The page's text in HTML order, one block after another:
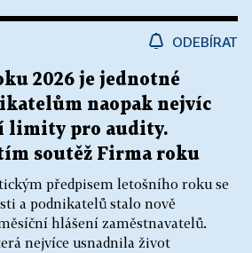
ODEBÍRAT
2026 je jednotné
naopak nejvíc
limity pro audity.
soutěž Firma roku
předpisem letošního roku se
a podnikatelů stalo nově
hlášení zaměstnavatelů.
nejvíce usnadnila život